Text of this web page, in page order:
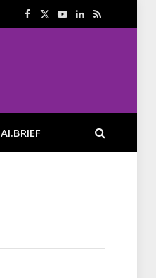
Facebook
X
YouTube
LinkedIn
RSS
AI.BRIEF